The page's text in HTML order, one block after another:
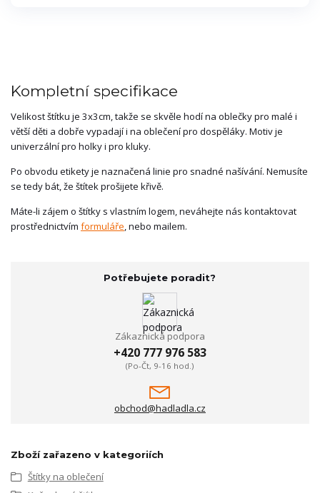
Kompletní specifikace
Velikost štítku je 3x3cm, takže se skvěle hodí na oblečky pro malé i
větší děti a dobře vypadají i na oblečení pro dospěláky. Motiv je
univerzální pro holky i pro kluky.
Po obvodu etikety je naznačená linie pro snadné našívání. Nemusíte
se tedy bát, že štítek prošijete křivě.
Máte-li zájem o štítky s vlastním logem, neváhejte nás kontaktovat
prostřednictvím formuláře, nebo mailem.
Potřebujete poradit?
Zákaznická podpora
+420 777 976 583
(Po-Čt, 9-16 hod.)
obchod@hadladla.cz
Zboží zařazeno v kategoriích
Štítky na oblečení